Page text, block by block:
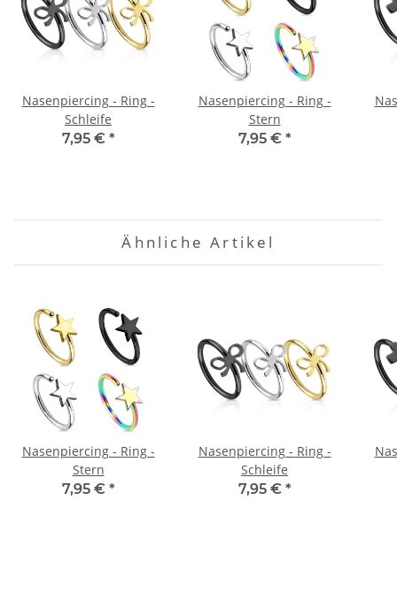
Nasenpiercing - Ring -
Schleife
7,95 € *
Nasenpiercing - Ring -
Stern
7,95 € *
Ähnliche Artikel
Nasenpiercing - Ring -
Stern
7,95 € *
Nasenpiercing - Ring -
Schleife
7,95 € *